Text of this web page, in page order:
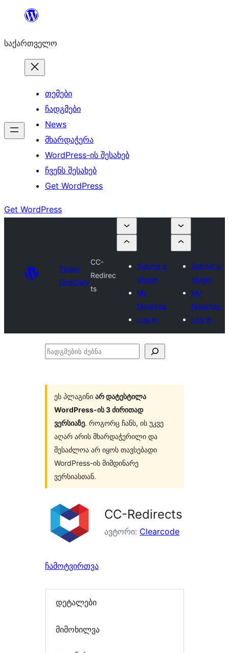
შიგთავსზე
საქართველო
თემები
ჩადგმები
News
მხარდაჭერა
WordPress-ის შესახებ
ჩვენს შესახებ
Get WordPress
Get WordPress
Plugin
Directory
CC-
Redirec
ts
Submit a
plugin
My
favorites
Log in
Submit a
plugin
My
favorites
Log in
ჩადგმების
ეს პლაგინი არ დატესტილა
WordPress-ის 3 ძირითად
ვერსიაზე. როგორც ჩანს, ის უკვე
აღარ არის მხარდაჭერილი და
შესაძლოა არ იყოს თავსებადი
WordPress-ის მიმდინარე
ვერსიასთან.
CC-Redirects
ავტორი: Clearcode
ჩამოტვირთვა
დეტალები
მიმოხილვა